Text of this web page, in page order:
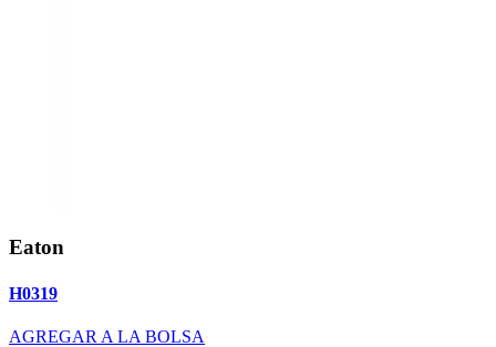
Eaton
H0319
AGREGAR A LA BOLSA